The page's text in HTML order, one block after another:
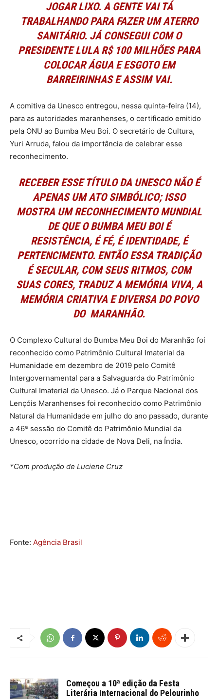
JOGAR LIXO. A GENTE VAI TÁ
TRABALHANDO PARA FAZER UM ATERRO
SANITÁRIO. JÁ CONSEGUI COM O
PRESIDENTE LULA R$ 100 MILHÕES PARA
COLOCAR ÁGUA E ESGOTO EM
BARREIRINHAS E ASSIM VAI.
A comitiva da Unesco entregou, nessa quinta-feira (14),
para as autoridades maranhenses, o certificado emitido
pela ONU ao Bumba Meu Boi. O secretário de Cultura,
Yuri Arruda, falou da importância de celebrar esse
reconhecimento.
RECEBER ESSE TÍTULO DA UNESCO NÃO É
APENAS UM ATO SIMBÓLICO; ISSO
MOSTRA UM RECONHECIMENTO MUNDIAL
DE QUE O BUMBA MEU BOI É
RESISTÊNCIA, É FÉ, É IDENTIDADE, É
PERTENCIMENTO. ENTÃO ESSA TRADIÇÃO
É SECULAR, COM SEUS RITMOS, COM
SUAS CORES, TRADUZ A MEMÓRIA VIVA, A
MEMÓRIA CRIATIVA E DIVERSA DO POVO
DO MARANHÃO.
O Complexo Cultural do Bumba Meu Boi do Maranhão foi
reconhecido como Patrimônio Cultural Imaterial da
Humanidade em dezembro de 2019 pelo Comitê
Intergovernamental para a Salvaguarda do Patrimônio
Cultural Imaterial da Unesco. Já o Parque Nacional dos
Lençóis Maranhenses foi reconhecido como Patrimônio
Natural da Humanidade em julho do ano passado, durante
a 46ª sessão do Comitê do Patrimônio Mundial da
Unesco, ocorrido na cidade de Nova Deli, na Índia.
*Com produção de Luciene Cruz
Fonte: Agência Brasil
Começou a 10ª edição da Festa
Literária Internacional do Pelourinho